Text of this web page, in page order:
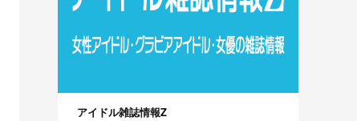
アイドル雑誌情報Z